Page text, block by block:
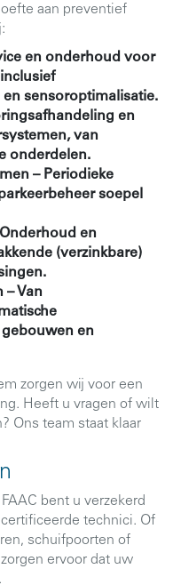
aan preventief
en onderhoud voor
sensoroptimalisatie.
en
van
onderdelen.
– Periodieke
soepel
en
(verzinkbare)
– Van
en
zorgen wij voor een
Heeft u vragen of wilt
Ons team staat klaar
bent u verzekerd
technici. Of
schuifpoorten of
ervoor dat uw